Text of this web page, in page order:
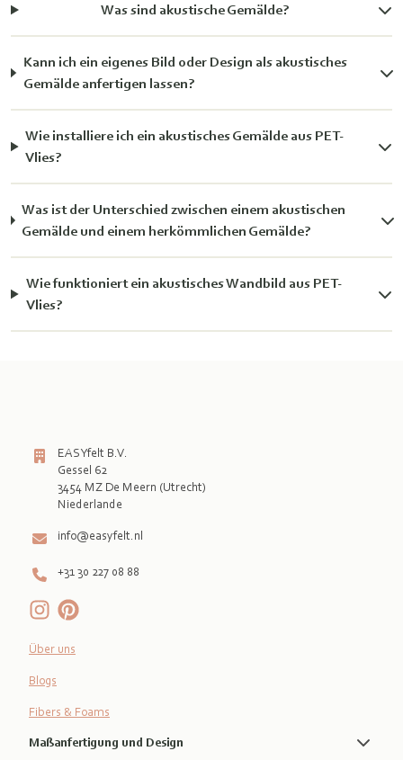
Was sind akustische Gemälde?
Kann ich ein eigenes Bild oder Design als akustisches
Gemälde anfertigen lassen?
Wie installiere ich ein akustisches Gemälde aus PET-
Vlies?
Was ist der Unterschied zwischen einem akustischen
Gemälde und einem herkömmlichen Gemälde?
Wie funktioniert ein akustisches Wandbild aus PET-
Vlies?
EASYfelt B.V.
Gessel 62
3454 MZ De Meern (Utrecht)
info@easyfelt.nl
+31 30 227 08 88
Über uns
Blogs
Fibers & Foams
Maßanfertigung und Design